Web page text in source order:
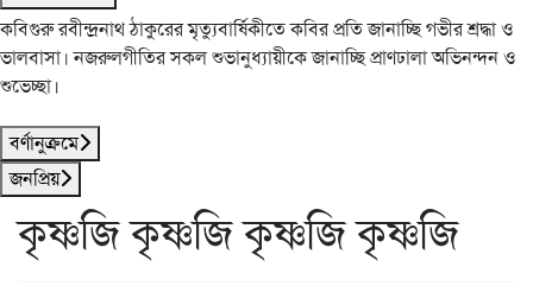
কবিগুরু রবীন্দ্রনাথ ঠাকুরের মৃত্যুবার্ষিকীতে কবির প্রতি জানাচ্ছি গভীর শ্রদ্ধা ও
ভালবাসা। নজরুলগীতির সকল শুভানুধ্যায়ীকে জানাচ্ছি প্রাণঢালা অভিনন্দন ও
শুভেচ্ছা।
বর্ণানুক্রমে
জনপ্রিয়
কৃষ্ণজি কৃষ্ণজি কৃষ্ণজি কৃষ্ণজি